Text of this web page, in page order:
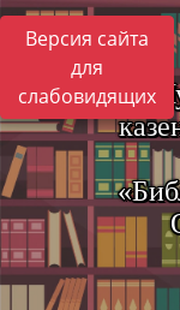
Версия сайта
для
слабовидящих